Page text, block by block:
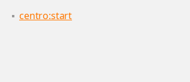
centro:start